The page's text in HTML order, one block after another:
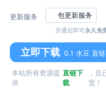
更新服务 包更新服务
开通后即可永久免
立即下载 0.1 水豆 直
本站所有资源提
供
直链下
载
，
宽！